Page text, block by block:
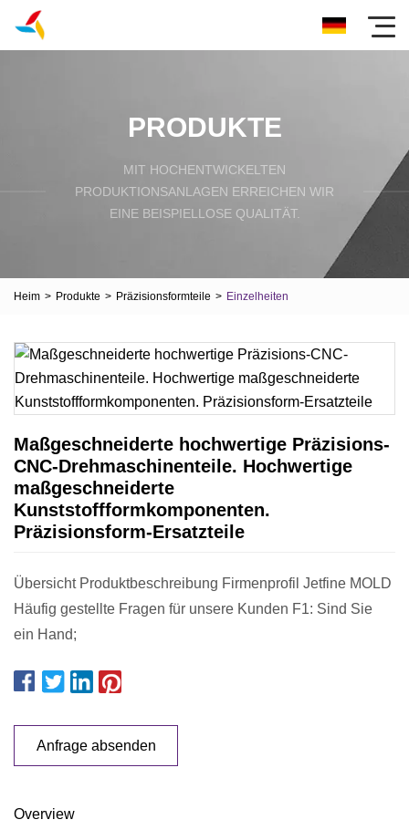
PRODUKTE
MIT HOCHENTWICKELTEN
PRODUKTIONSANLAGEN ERREICHEN WIR
EINE BEISPIELLOSE QUALITÄT.
Heim > Produkte > Präzisionsformteile > Einzelheiten
Maßgeschneiderte hochwertige Präzisions-
CNC-Drehmaschinenteile. Hochwertige
maßgeschneiderte
Kunststoffformkomponenten.
Präzisionsform-Ersatzteile
Übersicht Produktbeschreibung Firmenprofil Jetfine MOLD
Häufig gestellte Fragen für unsere Kunden F1: Sind Sie
ein Hand;
Anfrage absenden
Overview